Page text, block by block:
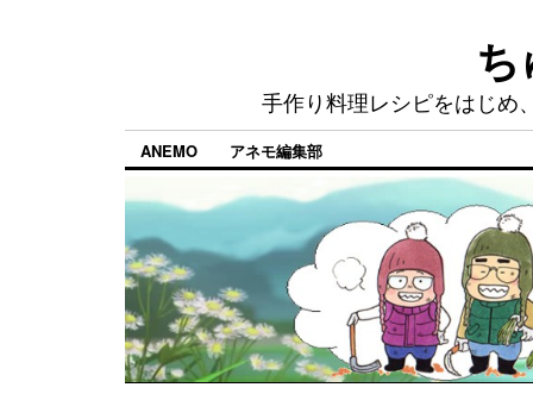
手作り料理レシピをはじめ
ANEMO アネモ編集部